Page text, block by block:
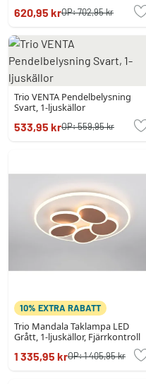
620,95 krOP:702,95 kr
Trio VENTA Pendelbelysning
Svart, 1-ljuskällor
533,95 krOP:559,95 kr
10% EXTRA RABATT
Trio Mandala Taklampa LED
Grått, 1-ljuskällor, Fjärrkontroll
1 335,95 krOP:1 405,95 kr